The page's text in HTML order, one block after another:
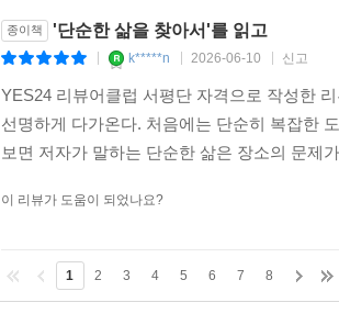
종이책 '단순한 삶을 찾아서'를 읽고
k*****n 2026-06-10 신고
YES24 리뷰어클럽 서평단 자격으로 작성한
선명하게 다가온다. 처음에는 단순히 복잡한
보면 저자가 말하는 단순한 삶은 장소의 문제
이 리뷰가 도움이 되었나요?
1 2 3 4 5 6 7 8